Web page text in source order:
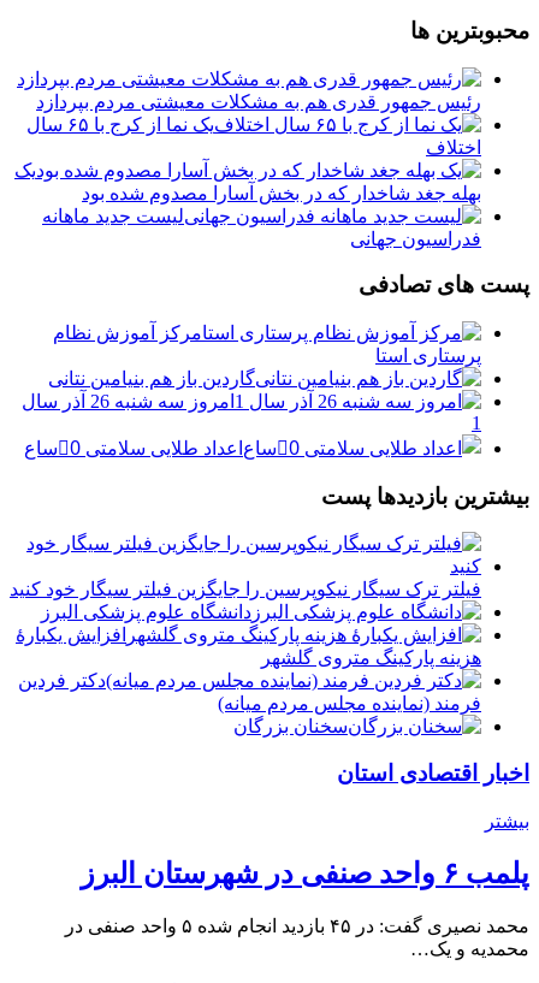
محبوبترین ها
رئیس جمهور قدری هم به مشکلات معیشتی مردم بپردازد
یک نما از کرج با ۶۵ سال
اختلاف
یک
بهله جغد شاخدار که در بخش آسارا مصدوم شده بود
لیست جدید ماهانه
فدراسیون جهانی
پست های تصادفی
مرکز آموزش نظام
پرستاری استا
گاردین باز هم بنیامین نتانی
امروز سه شنبه 26 آذر سال
1
اعداد طلایی سلامتی 0⃣ساع
بیشترین بازدیدها پست
فیلتر ترک سیگار نیکوپرسین را جایگزین فیلتر سیگار خود کنید
دانشگاه علوم پزشکی البرز
افزایش یکبارۀ
هزینه پارکینگ متروی گلشهر
دكتر فردين
فرمند (نماينده مجلس مردم میانه)
سخنان بزرگان
اخبار اقتصادی استان
بیشتر
پلمب ۶ واحد صنفی در شهرستان البرز
محمد نصیری گفت: در ۴۵ بازدید انجام شده ۵ واحد صنفی در
محمدیه و یک…